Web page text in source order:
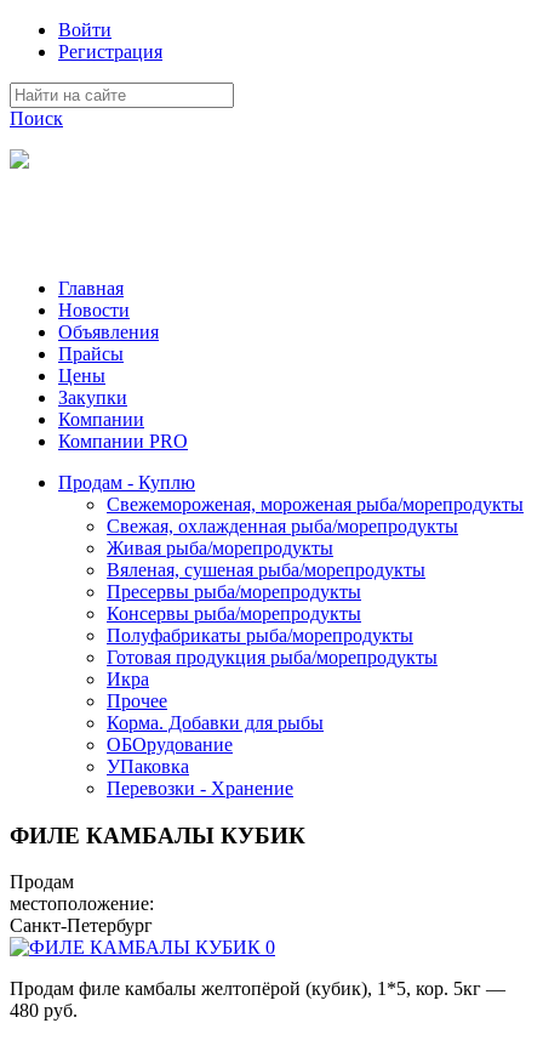
Войти
Регистрация
Поиск
Главная
Новости
Объявления
Прайсы
Цены
Закупки
Компании
Компании PRO
Продам - Куплю
Свежемороженая, мороженая рыба/морепродукты
Свежая, охлажденная рыба/морепродукты
Живая рыба/морепродукты
Вяленая, сушеная рыба/морепродукты
Пресервы рыба/морепродукты
Консервы рыба/морепродукты
Полуфабрикаты рыба/морепродукты
Готовая продукция рыба/морепродукты
Икра
Прочее
Корма. Добавки для рыбы
ОБОрудование
УПаковка
Перевозки - Хранение
ФИЛЕ КАМБАЛЫ КУБИК
Продам
местоположение:
Санкт-Петербург
Продам филе камбалы желтопёрой (кубик), 1*5, кор. 5кг —
480 руб.